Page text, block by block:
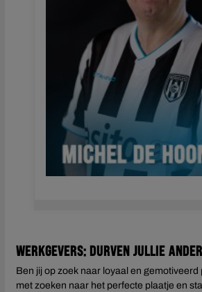
Werkgevers: durven jullie
Ben jij op zoek naar loyaal en
met zoeken naar het perfecte plaatje en